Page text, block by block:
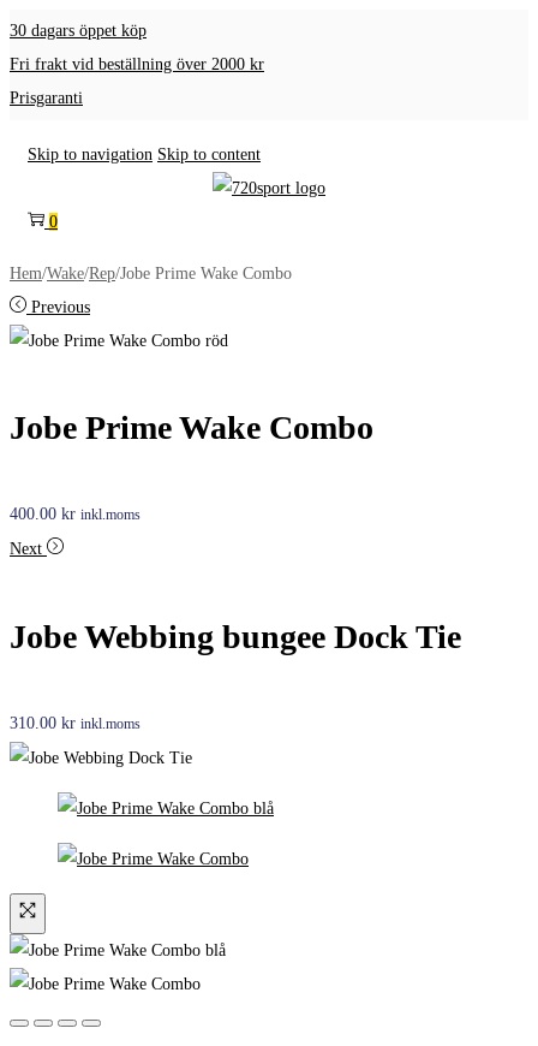
30 dagars öppet köp
Fri frakt vid beställning över 2000 kr
Prisgaranti
Skip to navigation Skip to content
0
Hem/Wake/Rep/Jobe Prime Wake Combo
Previous
Jobe Prime Wake Combo
400.00 kr inkl.moms
Next
Jobe Webbing bungee Dock Tie
310.00 kr inkl.moms